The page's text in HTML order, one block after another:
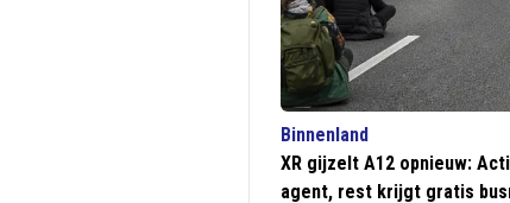
Binnenland
XR gijzelt A12 opnieuw:
agent, rest krijgt gratis